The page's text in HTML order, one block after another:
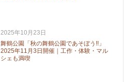
2025年10月23日
舞鶴公園「秋の舞鶴公園であそぼう!!」
2025年11月3日開催｜工作・体験・マル
シェも満喫